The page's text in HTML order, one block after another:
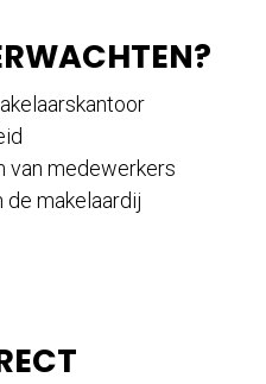
van medewerkers
de makelaardij